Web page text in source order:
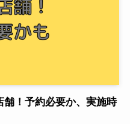
舗！予約必要か、実施時